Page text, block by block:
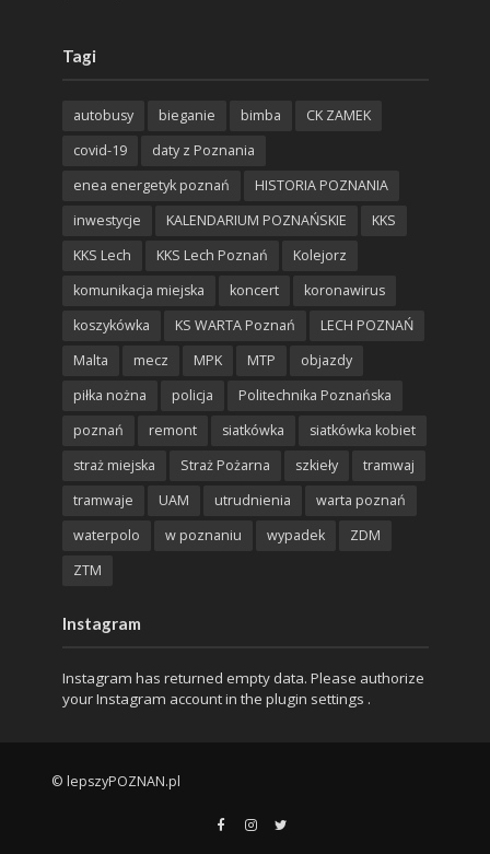
Tagi
autobusy bieganie bimba
CK ZAMEK
covid-19
daty z Poznania
enea energetyk poznań
HISTORIA POZNANIA
inwestycje
KALENDARIUM POZNAŃSKIE
KKS
KKS Lech
KKS Lech Poznań
Kolejorz
komunikacja miejska
koncert
koronawirus
koszykówka
KS WARTA Poznań
LECH POZNAŃ
Malta
mecz MPK MTP
objazdy
piłka nożna
policja
Politechnika Poznańska
poznań
remont siatkówka
siatkówka kobiet
straż miejska
Straż Pożarna szkieły
tramwaj
tramwaje
UAM utrudnienia
warta poznań
waterpolo
w poznaniu wypadek
ZDM
ZTM
Instagram
Instagram has returned empty data. Please authorize
your Instagram account in the plugin settings .
© lepszyPOZNAN.pl